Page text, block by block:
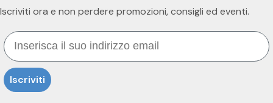
Iscriviti ora e non perdere promozioni, consigli ed eventi.
Email
Iscriviti